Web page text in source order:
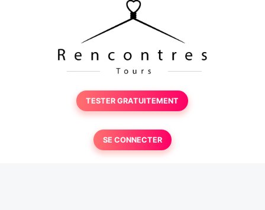
TESTER GRATUITEMENT
SE CONNECTER